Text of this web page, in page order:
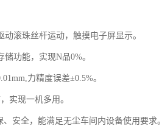
滚珠丝杆运动，触摸电子屏显示。
功能，实现N品0%。
力精度误差±0.5%。
实现一机多用。
安全，能满足无尘车间内设备使用要求。